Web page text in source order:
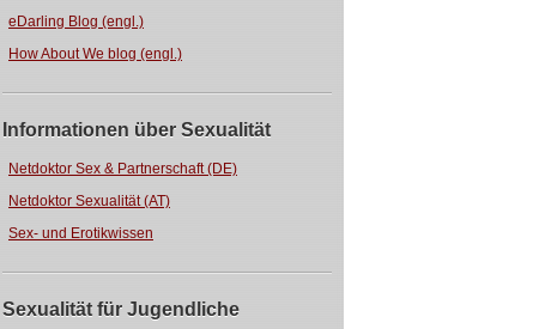
eDarling Blog (engl.)
How About We blog (engl.)
Informationen über Sexualität
Netdoktor Sex & Partnerschaft (DE)
Netdoktor Sexualität (AT)
Sex- und Erotikwissen
Sexualität für Jugendliche